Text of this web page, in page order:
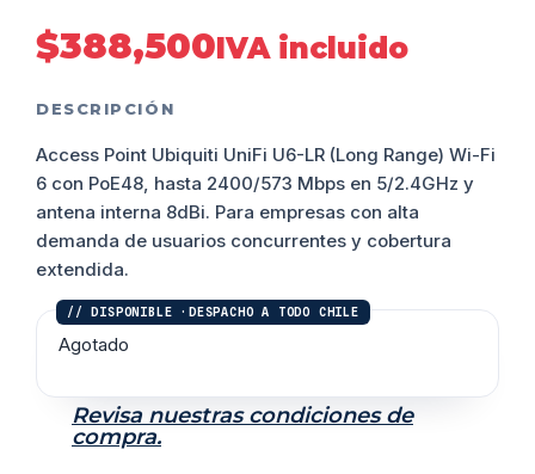
$388,500IVA incluido
DESCRIPCIÓN
Access Point Ubiquiti UniFi U6-LR (Long Range) Wi-Fi
6 con PoE48, hasta 2400/573 Mbps en 5/2.4GHz y
antena interna 8dBi. Para empresas con alta
demanda de usuarios concurrentes y cobertura
extendida.
Agotado
Revisa nuestras condiciones de
compra.